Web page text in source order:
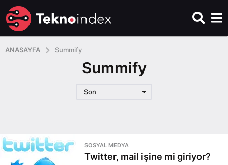
ANASAYFA Summify
Summify
Son
SOSYAL MEDYA
Twitter, mail işine mi giriyor?